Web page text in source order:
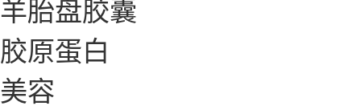
羊胎盘胶囊
胶原蛋白
美容